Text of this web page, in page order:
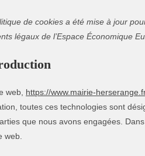
de cookies a été mise à jour
légaux de l’Espace Économique
web, https://www.mairie-
toutes ces technologies sont
que nous avons engagées.
web.